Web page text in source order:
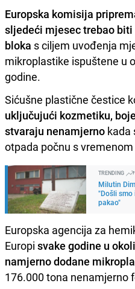
Europska komisija
sljedeći mjesec trebao
bloka s ciljem uvođenja
mikroplastike ispuštene u
godine.
Sićušne plastične čestice
uključujući kozmetiku,
stvaraju nenamjerno kada
otpada počnu s
TRENDING
Milutin
"Došli smo
pakao"
Europska agencija za
Europi svake godine u
namjerno dodane
176.000 tona nenamjerno